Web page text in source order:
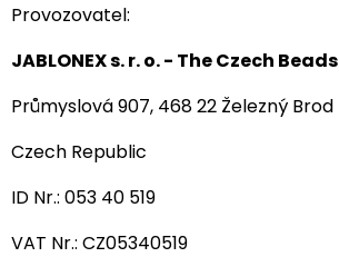
Provozovatel:
JABLONEX s. r. o. - TheCzech Beads
Průmyslová 907, 468 22 Železný Brod
Czech Republic
ID Nr.: 053 40 519
VAT Nr.: CZ05340519